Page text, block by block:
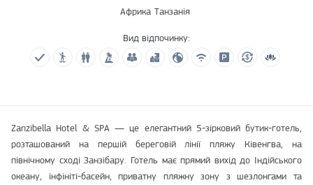
Африка Танзанія
Вид відпочинку:
Zanzibella Hotel & SPA — це елегантний 5-зірковий бутик-готель,
розташований на першій береговій лінії пляжу Ківенгва, на
північному сході Занзібару. Готель має прямий вихід до Індійського
океану, інфініті-басейн, приватну пляжну зону з шезлонгами та